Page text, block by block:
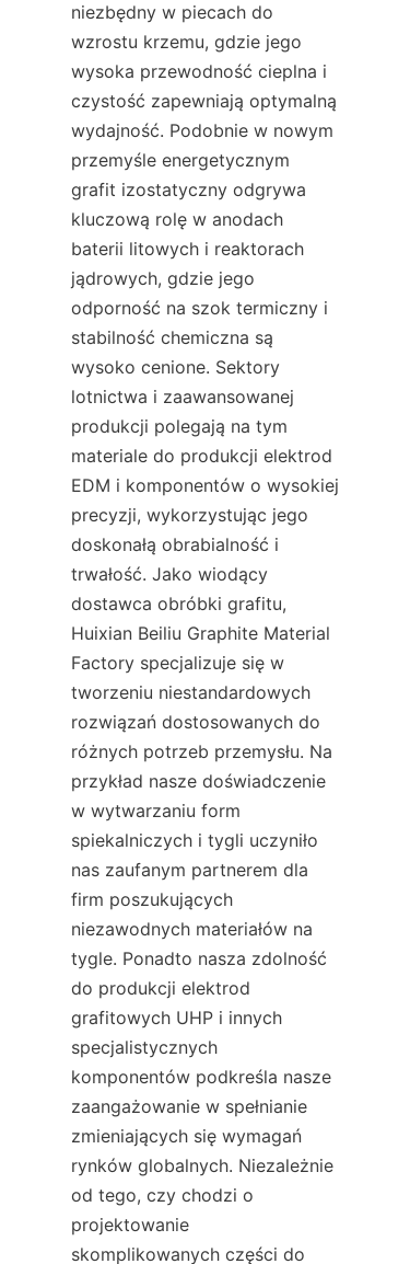
niezbędny w piecach do
wzrostu krzemu, gdzie jego
wysoka przewodność cieplna i
czystość zapewniają optymalną
wydajność. Podobnie w nowym
przemyśle energetycznym
grafit izostatyczny odgrywa
kluczową rolę w anodach
baterii litowych i reaktorach
jądrowych, gdzie jego
odporność na szok termiczny i
stabilność chemiczna są
wysoko cenione. Sektory
lotnictwa i zaawansowanej
produkcji polegają na tym
materiale do produkcji elektrod
EDM i komponentów o wysokiej
precyzji, wykorzystując jego
doskonałą obrabialność i
trwałość. Jako wiodący
dostawca obróbki grafitu,
Huixian Beiliu Graphite Material
Factory specjalizuje się w
tworzeniu niestandardowych
rozwiązań dostosowanych do
różnych potrzeb przemysłu. Na
przykład nasze doświadczenie
w wytwarzaniu form
spiekalniczych i tygli uczyniło
nas zaufanym partnerem dla
firm poszukujących
niezawodnych materiałów na
tygle. Ponadto nasza zdolność
do produkcji elektrod
grafitowych UHP i innych
specjalistycznych
komponentów podkreśla nasze
zaangażowanie w spełnianie
zmieniających się wymagań
rynków globalnych. Niezależnie
od tego, czy chodzi o
projektowanie
skomplikowanych części do